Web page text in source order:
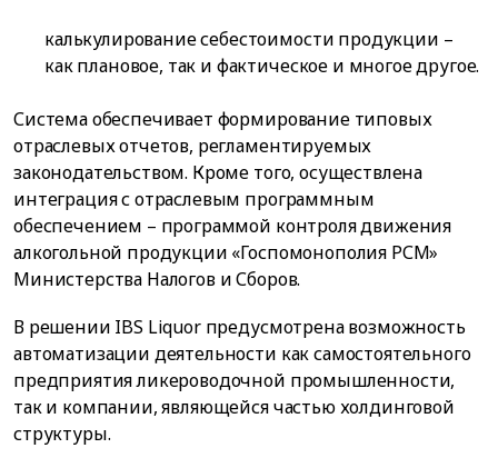
калькулирование себестоимости продукции –
как плановое, так и фактическое и многое другое.
Система обеспечивает формирование типовых
отраслевых отчетов, регламентируемых
законодательством. Кроме того, осуществлена
интеграция с отраслевым программным
обеспечением – программой контроля движения
алкогольной продукции «Госпомонополия РСМ»
Министерства Налогов и Сборов.
В решении IBS Liquor предусмотрена возможность
автоматизации деятельности как самостоятельного
предприятия ликероводочной промышленности,
так и компании, являющейся частью холдинговой
структуры.